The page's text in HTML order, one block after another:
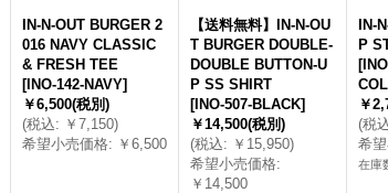
IN-N-OUT BURGER 2
016 NAVY CLASSIC
& FRESH TEE
[INO-142-NAVY]
￥6,500(税別)
(税込: ￥7,150)
希望小売価格: ￥6,500
【送料無料】IN-N-OU
T BURGER DOUBLE-
DOUBLE BUTTON-U
P SS SHIRT
[INO-507-BLACK]
￥14,500(税別)
(税込: ￥15,950)
希望小売価格:
￥14,500
IN-
P
[
￥
(税
希
在庫